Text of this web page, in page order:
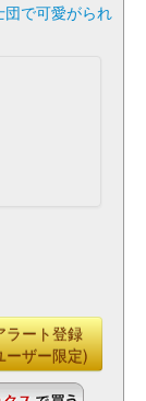
で可愛がられ
ラート登録
ーザー限定)